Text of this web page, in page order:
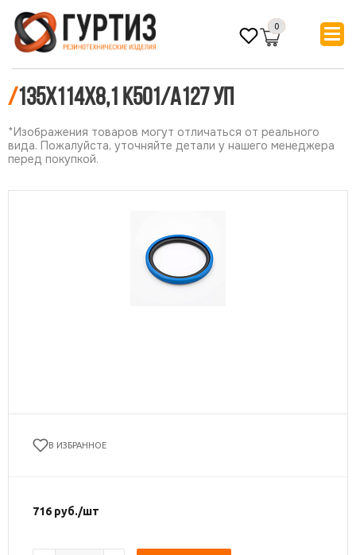
0
/135х114х8,1 К501/А127 УП
*Изображения товаров могут отличаться от реального
вида. Пожалуйста, уточняйте детали у нашего менеджера
перед покупкой.
В ИЗБРАННОЕ
716 руб./шт